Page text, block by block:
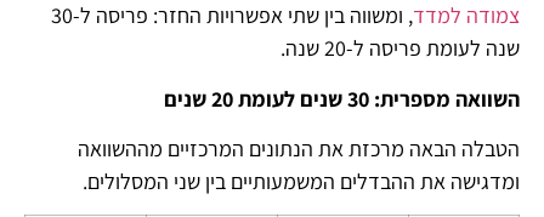
צמודה למדד
, ומשווה בין שתי אפשרויות החזר: פריסה ל-30
שנה לעומת פריסה ל-20 שנה.
השוואה מספרית: 30 שנים לעומת 20 שנים
הטבלה הבאה מרכזת את הנתונים המרכזיים מההשוואה
ומדגישה את ההבדלים המשמעותיים בין שני המסלולים.